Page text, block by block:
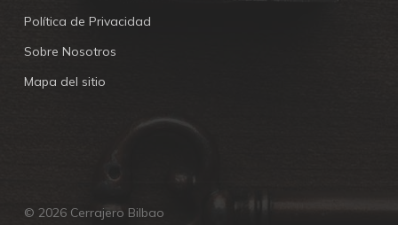
Política de Privacidad
Sobre Nosotros
Mapa del sitio
© 2026 Cerrajero Bilbao